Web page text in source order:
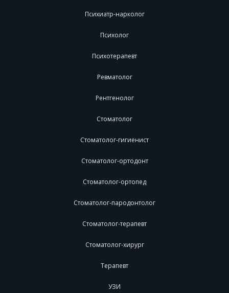
Психиатр-нарколог
Психолог
Психотерапевт
Ревматолог
Рентгенолог
Стоматолог
Стоматолог-гигиенист
Стоматолог-ортодонт
Стоматолог-ортопед
Стоматолог-пародонтолог
Стоматолог-терапевт
Стоматолог-хирург
Терапевт
УЗИ